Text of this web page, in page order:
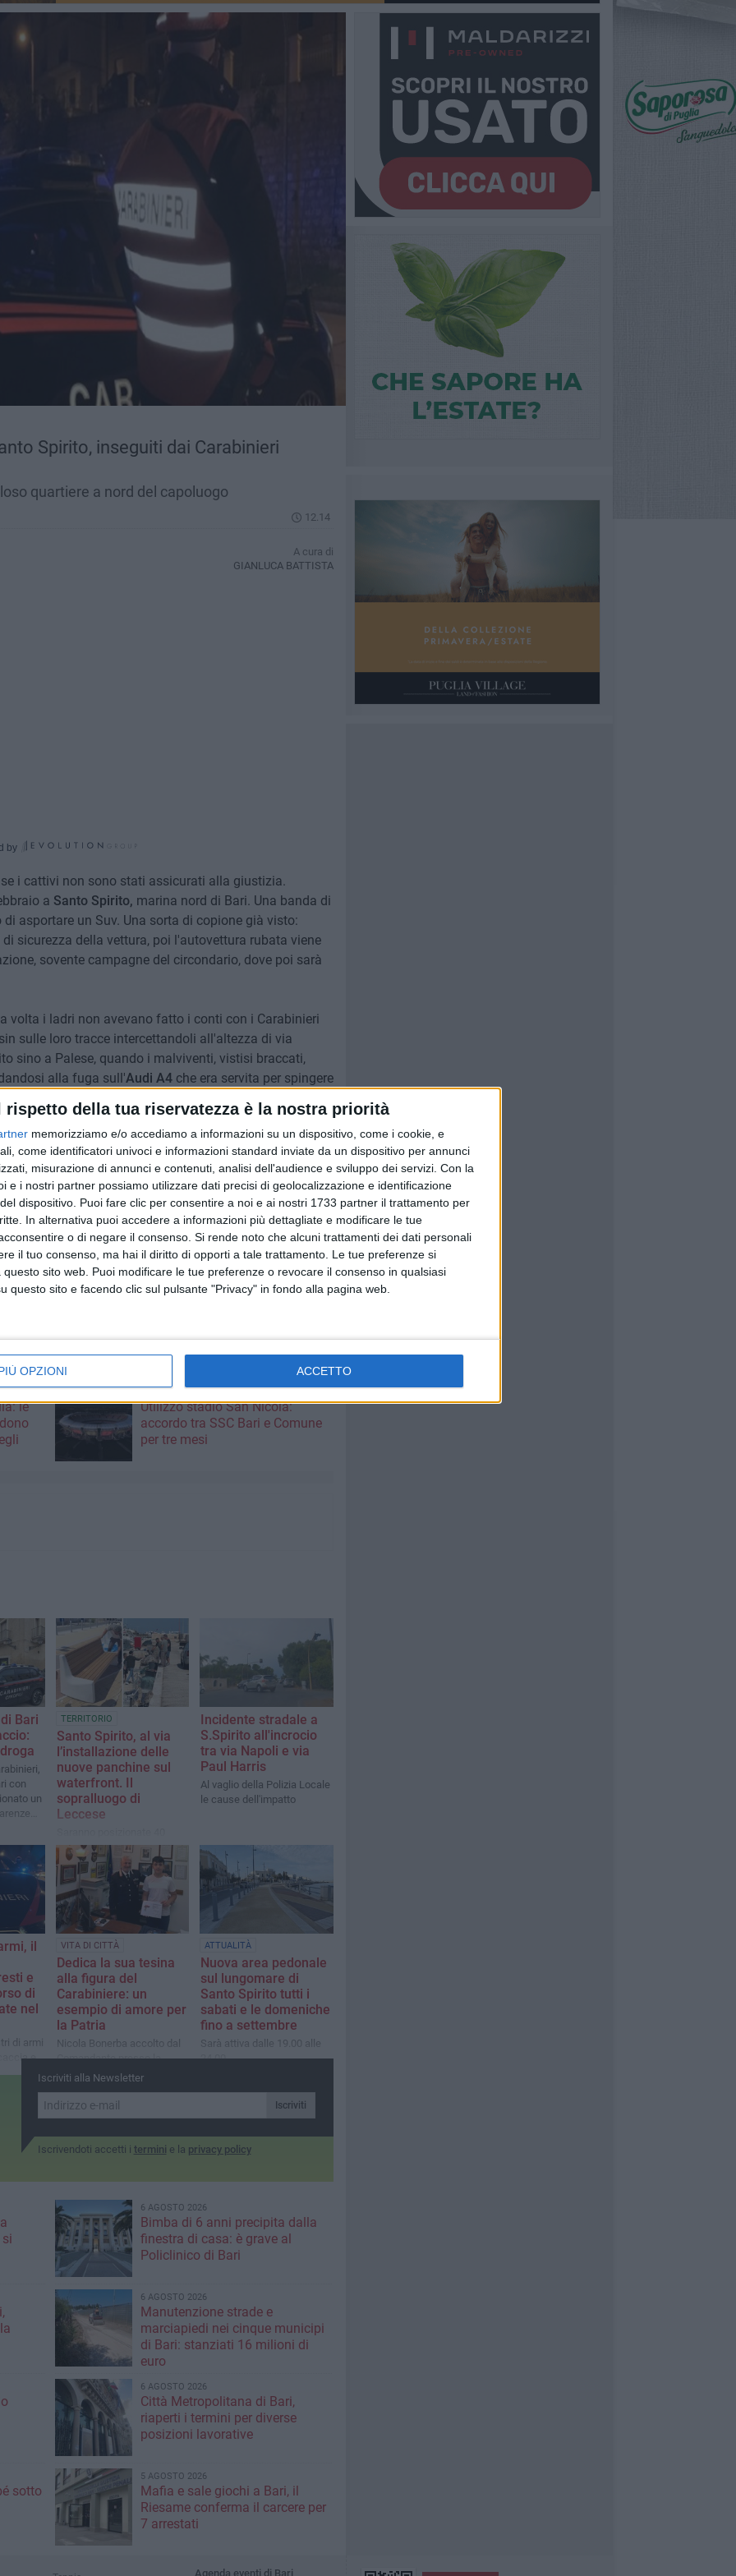
rispetto della tua riservatezza è la nostra priorità
memorizziamo e/o accediamo a informazioni su un dispositivo, come i cookie, e
come identificatori univoci e informazioni standard inviate da un dispositivo per annunci
misurazione di annunci e contenuti, analisi dell'audience e sviluppo dei servizi. Con la
e i nostri partner possiamo utilizzare dati precisi di geolocalizzazione e identificazione
dispositivo. Puoi fare clic per consentire a noi e ai nostri 1733 partner il trattamento per
In alternativa puoi accedere a informazioni più dettagliate e modificare le tue
o di negare il consenso. Si rende noto che alcuni trattamenti dei dati personali
il tuo consenso, ma hai il diritto di opporti a tale trattamento. Le tue preferenze si
sito web. Puoi modificare le tue preferenze o revocare il consenso in qualsiasi
questo sito e facendo clic sul pulsante "Privacy" in fondo alla pagina web.
OPZIONI ACCETTO
Spirito, inseguiti dai Carabinieri
quartiere a nord del capoluogo
12.14
A cura di
GIANLUCA BATTISTA
by
i cattivi non sono stati assicurati alla giustizia.
a Santo Spirito, marina nord di Bari. Una banda di
asportare un Suv. Una sorta di copione già visto:
sicurezza della vettura, poi l'autovettura rubata viene
sovente campagne del circondario, dove poi sarà
volta i ladri non avevano fatto i conti con i Carabinieri
sulle loro tracce intercettandoli all'altezza di via
sino a Palese, quando i malviventi, vistisi braccati,
alla fuga sull'Audi A4che era servita per spingere
gradi, per non tralasciare alcun dettaglio
responsabili. La buona notizia è che il mezzo è stato
di automobili continua tra Nord Barese, Bat e
hanno creato negli anni - come riporta la
connessioni. I bitontini solitamente rubano, gli
(si cambia spesso luogo per lo smontaggio) ed i
nero dei ricambi. Una piaga, nonostante
che pare non aver fine e che riprende vigore a
le
6 AGOSTO 2026
Utilizzo stadio San Nicola:
accordo tra SSC Bari e Comune
per tre mesi
Bari
con
un
TERRITORIO
Santo Spirito, al via
l’installazione delle
nuove panchine sul
waterfront. Il
sopralluogo di
Leccese
panchine e un gazebo
Incidente stradale a
S.Spirito all'incrocio
tra via Napoli e via
Paul Harris
Al vaglio della Polizia Locale
le cause dell'impatto
il
e
di
nel
di armi
e
VITA DI CITTÀ
Dedica la sua tesina
alla figura del
Carabiniere: un
esempio di amore per
la Patria
Nicola Bonerba accolto dal
Comandante presso la
Stazione Carabinieri di
ATTUALITÀ
Nuova area pedonale
sul lungomare di
Santo Spirito tutti i
sabati e le domeniche
fino a settembre
Sarà attiva dalle 19.00 alle
24.00
Iscriviti alla Newsletter
Iscriviti
Iscrivendoti accetti i termini e la privacy policy
6 AGOSTO 2026
Bimba di 6 anni precipita dalla
finestra di casa: è grave al
Policlinico di Bari
6 AGOSTO 2026
Manutenzione strade e
marciapiedi nei cinque municipi
di Bari: stanziati 16 milioni di
euro
6 AGOSTO 2026
Città Metropolitana di Bari,
riaperti i termini per diverse
posizioni lavorative
sotto
5 AGOSTO 2026
Mafia e sale giochi a Bari, il
Riesame conferma il carcere per
7 arrestati
Agenda eventi di Bari